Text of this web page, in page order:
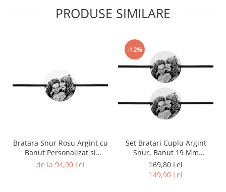
PRODUSE SIMILARE
Bratara Snur Rosu Argint cu
Banut Personalizat si
Gravura Foto
de la 94,90 Lei
-12%
Set Bratari Cuplu Argint
Snur, Banut 19 Mm
Personalizat Gravura cu
Fotografie Argint 925
169,80 Lei
149,90 Lei